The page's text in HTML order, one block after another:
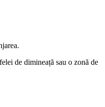
de dimineață sau o zonă de